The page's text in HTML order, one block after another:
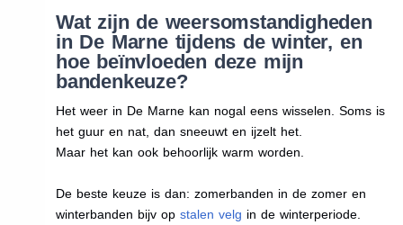
Wat zijn de weersomstandigheden
in De Marne tijdens de winter, en
hoe beïnvloeden deze mijn
bandenkeuze?
Het weer in De Marne kan nogal eens wisselen. Soms is
het guur en nat, dan sneeuwt en ijzelt het.
Maar het kan ook behoorlijk warm worden.
De beste keuze is dan: zomerbanden in de zomer en
winterbanden bijv op stalen velg in de winterperiode.